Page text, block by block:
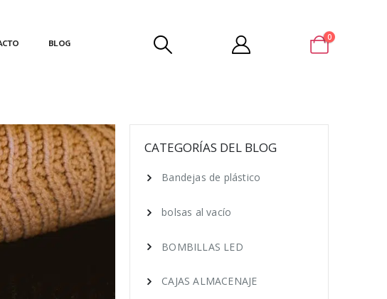
BLOG 0
CATEGORÍAS DEL BLOG
Bandejas de plástico
bolsas al vacío
BOMBILLAS LED
CAJAS ALMACENAJE